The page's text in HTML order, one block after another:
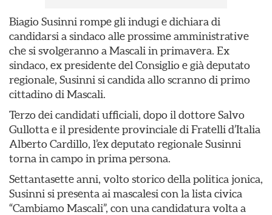
Biagio Susinni rompe gli indugi e dichiara di
candidarsi a sindaco alle prossime amministrative
che si svolgeranno a Mascali in primavera. Ex
sindaco, ex presidente del Consiglio e già deputato
regionale, Susinni si candida allo scranno di primo
cittadino di Mascali.
Terzo dei candidati ufficiali, dopo il dottore Salvo
Gullotta e il presidente provinciale di Fratelli d’Italia
Alberto Cardillo, l’ex deputato regionale Susinni
torna in campo in prima persona.
Settantasette anni, volto storico della politica jonica,
Susinni si presenta ai mascalesi con la lista civica
“Cambiamo Mascali”, con una candidatura volta a